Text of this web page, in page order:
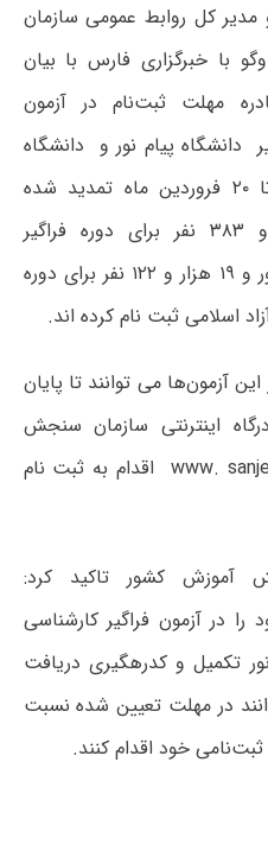
کل روابط عمومی سازمان
با خبرگزاری فارس با بیان
مهلت ثبت‌نام در آزمون
دانشگاه پیام نور و دانشگاه
آزاد اسلامی سال ۱۴۰۱ از ۱۴ تا ۲۰ فروردین ماه تمدید شده
است،گفت: تاکنون ۶۹ هزار و ۳۸۳ نفر برای دوره فراگیر
کارشناسی ارشد دانشگاه پیام نور و ۱۹ هزار و ۱۲۲ نفر برای دوره
اسلامی ثبت نام کرده اند.
آزمون‌ها می توانند تا پایان
اینترنتی سازمان سنجش
آموزش کشور به نشانی www. sanjesh.org اقدام به ثبت نام
آموزش کشور تاکید کرد:
را در آزمون فراگیر کارشناسی
تکمیل و کدرهگیری دریافت
در مهلت تعیین شده نسبت
خود اقدام کنند.